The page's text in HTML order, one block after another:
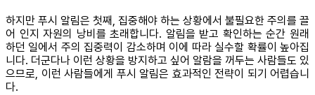
하지만 푸시 알림은 첫째, 집중해야 하는 상황에서 불필요한 주의를 끌
어 인지 자원의 낭비를 초래합니다. 알림을 받고 확인하는 순간 원래
하던 일에서 주의 집중력이 감소하며 이에 따라 실수할 확률이 높아집
니다. 더군다나 이런 상황을 방지하고 싶어 알람을 꺼두는 사람들도 있
으므로, 이런 사람들에게 푸시 알림은 효과적인 전략이 되기 어렵습니
다.